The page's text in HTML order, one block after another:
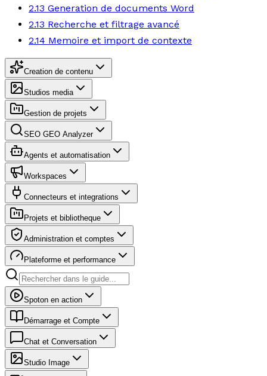
2.13 Generation de documents Word
2.13 Recherche et filtrage avancé
2.14 Memoire et import de contexte
Creation de contenu
Studios media
Gestion de projets
SEO GEO Analyzer
Agents et automatisation
Workspaces
Connecteurs et integrations
Projets et bibliotheque
Administration et comptes
Plateforme et performance
Spoton en action
Démarrage et Compte
Chat et Conversation
Studio Image